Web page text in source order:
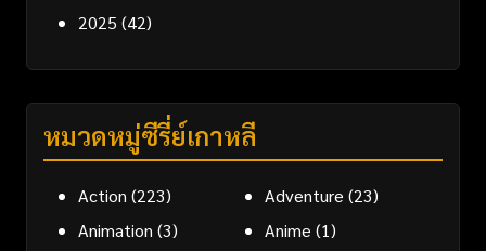
2025 (42)
หมวดหมู่ซีรี่ย์เกาหลี
Action (223) Adventure (23)
Animation (3) Anime (1)